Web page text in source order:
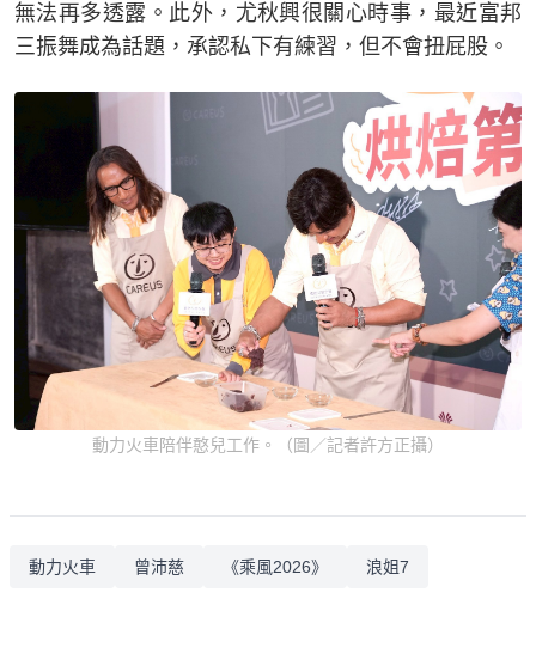
無法再多透露。此外，尤秋興很關心時事，最近富邦
三振舞成為話題，承認私下有練習，但不會扭屁股。
動力火車陪伴憨兒工作。（圖／記者許方正攝）
動力火車 曾沛慈 《乘風2026》 浪姐7